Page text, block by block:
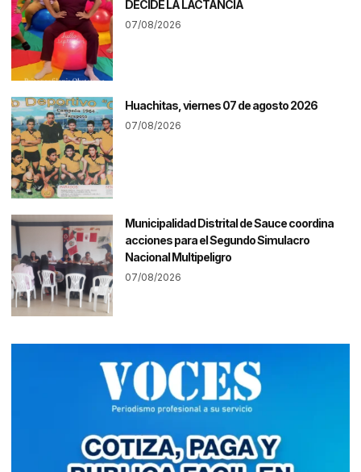
DECIDE LA LACTANCIA
07/08/2026
Huachitas, viernes 07 de agosto 2026
07/08/2026
Municipalidad Distrital de Sauce coordina
acciones para el Segundo Simulacro
Nacional Multipeligro
07/08/2026